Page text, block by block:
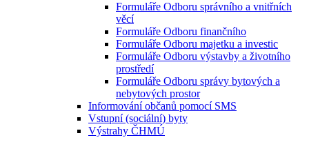
Formuláře Odboru správního a vnitřních
věcí
Formuláře Odboru finančního
Formuláře Odboru majetku a investic
Formuláře Odboru výstavby a životního
prostředí
Formuláře Odboru správy bytových a
nebytových prostor
Informování občanů pomocí SMS
Vstupní (sociální) byty
Výstrahy ČHMÚ